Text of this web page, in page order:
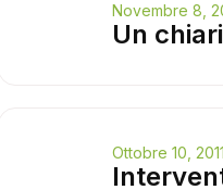
Novembre 8,
Un
Ottobre 10, 2011